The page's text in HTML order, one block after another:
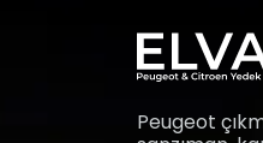
Peugeot